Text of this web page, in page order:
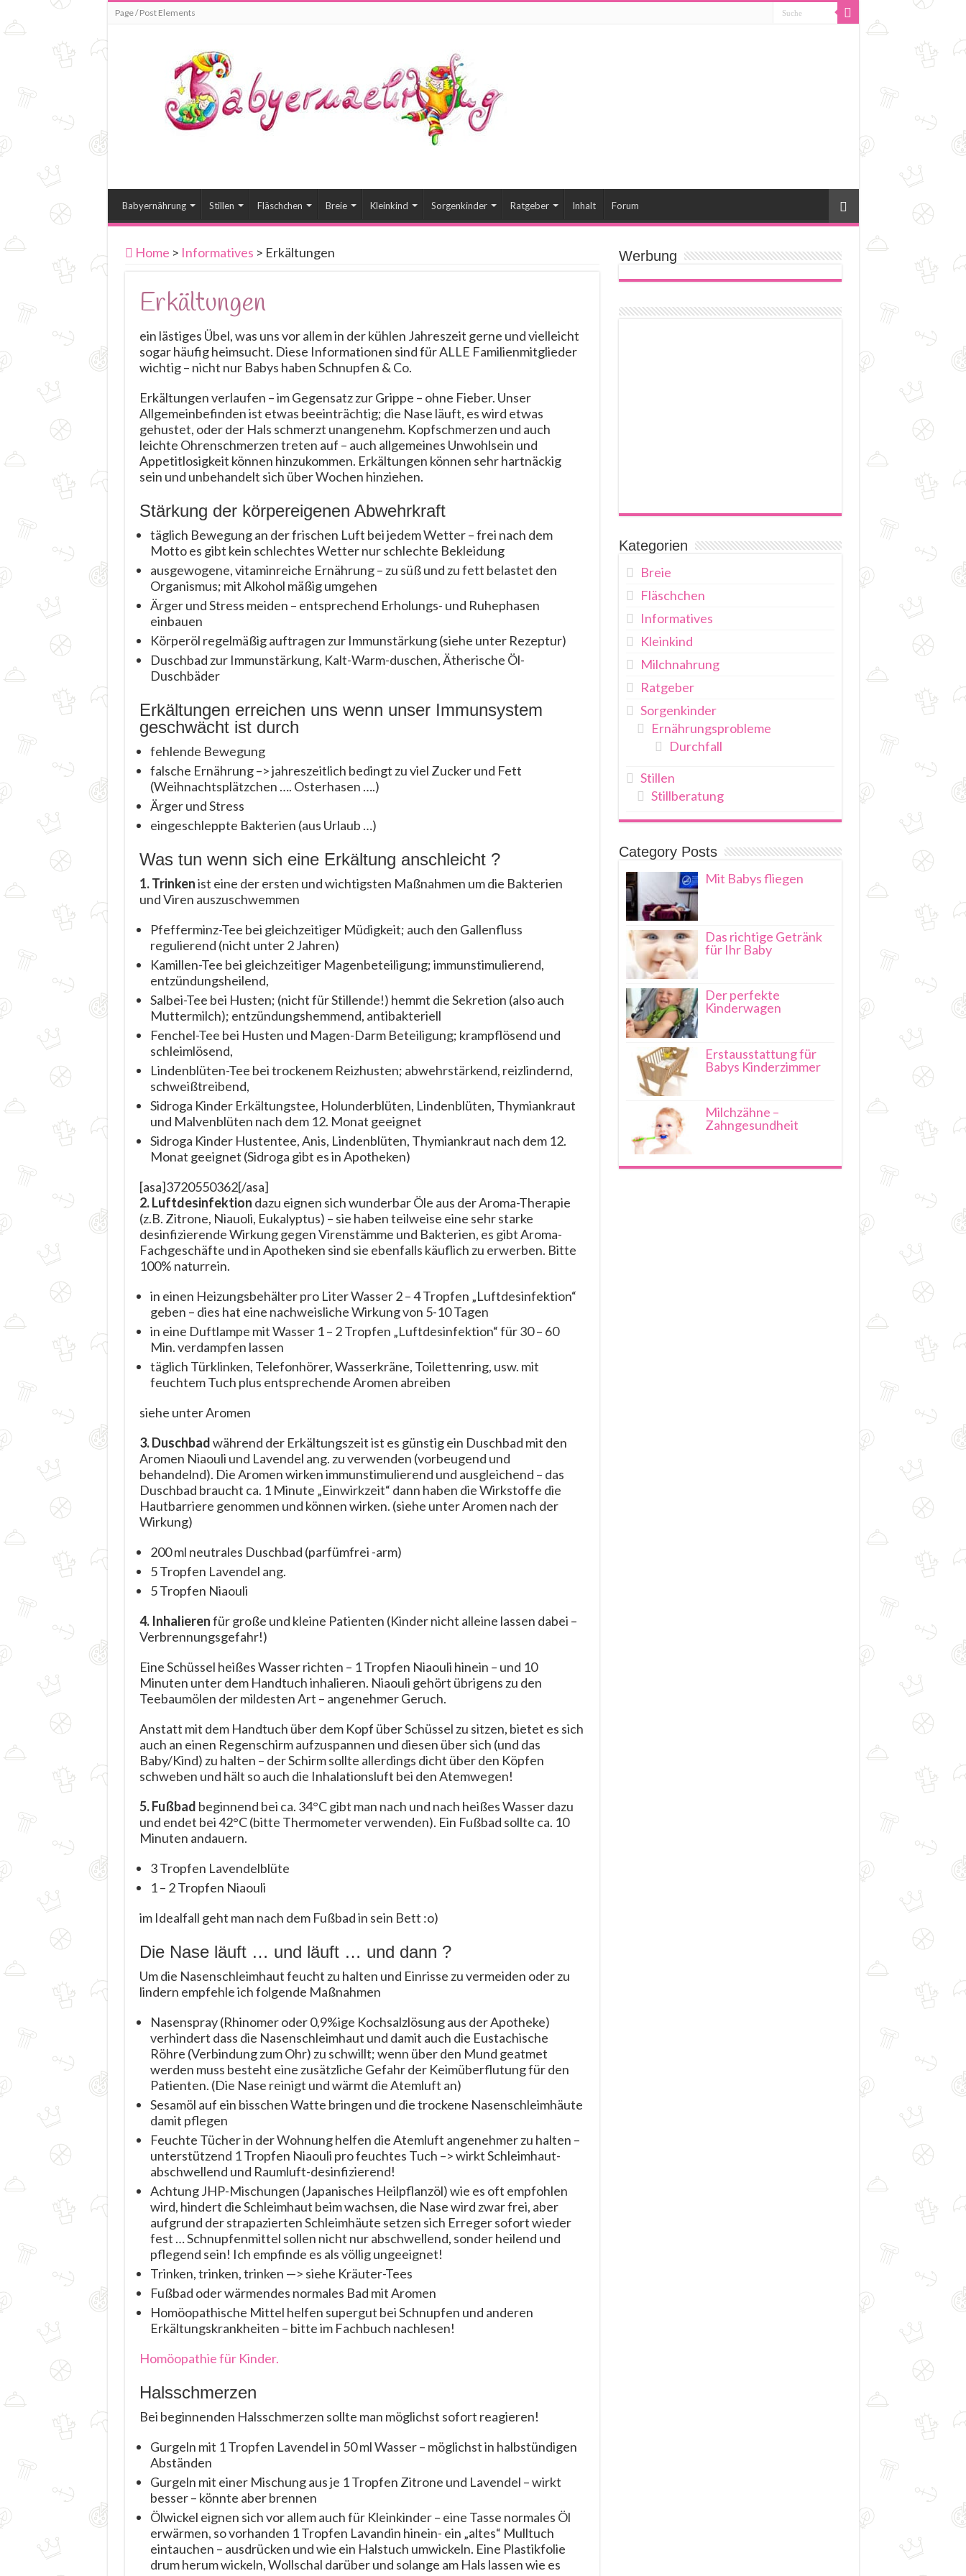
Page / Post Elements
Babyernährung Stillen Fläschchen Breie Kleinkind Sorgenkinder Ratgeber Inhalt Forum
Home > Informatives > Erkältungen
Erkältungen
ein lästiges Übel, was uns vor allem in der kühlen Jahreszeit gerne und vielleicht
sogar häufig heimsucht. Diese Informationen sind für ALLE Familienmitglieder
wichtig – nicht nur Babys haben Schnupfen & Co.
Erkältungen verlaufen – im Gegensatz zur Grippe – ohne Fieber. Unser
Allgemeinbefinden ist etwas beeinträchtig; die Nase läuft, es wird etwas
gehustet, oder der Hals schmerzt unangenehm. Kopfschmerzen und auch
leichte Ohrenschmerzen treten auf – auch allgemeines Unwohlsein und
Appetitlosigkeit können hinzukommen. Erkältungen können sehr hartnäckig
sein und unbehandelt sich über Wochen hinziehen.
Stärkung der körpereigenen Abwehrkraft
täglich Bewegung an der frischen Luft bei jedem Wetter – frei nach dem
Motto es gibt kein schlechtes Wetter nur schlechte Bekleidung
ausgewogene, vitaminreiche Ernährung – zu süß und zu fett belastet den
Organismus; mit Alkohol mäßig umgehen
Ärger und Stress meiden – entsprechend Erholungs- und Ruhephasen
einbauen
Körperöl regelmäßig auftragen zur Immunstärkung (siehe unter Rezeptur)
Duschbad zur Immunstärkung, Kalt-Warm-duschen, Ätherische Öl-
Duschbäder
Erkältungen erreichen uns wenn unser Immunsystem
geschwächt ist durch
fehlende Bewegung
falsche Ernährung –> jahreszeitlich bedingt zu viel Zucker und Fett
(Weihnachtsplätzchen …. Osterhasen ….)
Ärger und Stress
eingeschleppte Bakterien (aus Urlaub …)
Was tun wenn sich eine Erkältung anschleicht ?
1. Trinkenist eine der ersten und wichtigsten Maßnahmen um die Bakterien
und Viren auszuschwemmen
Pfefferminz-Tee bei gleichzeitiger Müdigkeit; auch den Gallenfluss
regulierend (nicht unter 2 Jahren)
Kamillen-Tee bei gleichzeitiger Magenbeteiligung; immunstimulierend,
entzündungsheilend,
Salbei-Tee bei Husten; (nicht für Stillende!) hemmt die Sekretion (also auch
Muttermilch); entzündungshemmend, antibakteriell
Fenchel-Tee bei Husten und Magen-Darm Beteiligung; krampflösend und
schleimlösend,
Lindenblüten-Tee bei trockenem Reizhusten; abwehrstärkend, reizlindernd,
schweißtreibend,
Sidroga Kinder Erkältungstee, Holunderblüten, Lindenblüten, Thymiankraut
und Malvenblüten nach dem 12. Monat geeignet
Sidroga Kinder Hustentee, Anis, Lindenblüten, Thymiankraut nach dem 12.
Monat geeignet (Sidroga gibt es in Apotheken)
[asa]3720550362[/asa]
2. Luftdesinfektion dazu eignen sich wunderbar Öle aus der Aroma-Therapie
(z.B. Zitrone, Niauoli, Eukalyptus) – sie haben teilweise eine sehr starke
desinfizierende Wirkung gegen Virenstämme und Bakterien, es gibt Aroma-
Fachgeschäfte und in Apotheken sind sie ebenfalls käuflich zu erwerben. Bitte
100% naturrein.
in einen Heizungsbehälter pro Liter Wasser 2 – 4 Tropfen „Luftdesinfektion“
geben – dies hat eine nachweisliche Wirkung von 5-10 Tagen
in eine Duftlampe mit Wasser 1 – 2 Tropfen „Luftdesinfektion“ für 30 – 60
Min. verdampfen lassen
täglich Türklinken, Telefonhörer, Wasserkräne, Toilettenring, usw. mit
feuchtem Tuch plus entsprechende Aromen abreiben
siehe unter Aromen
3. Duschbadwährend der Erkältungszeit ist es günstig ein Duschbad mit den
Aromen Niaouli und Lavendel ang. zu verwenden (vorbeugend und
behandelnd). Die Aromen wirken immunstimulierend und ausgleichend – das
Duschbad braucht ca. 1 Minute „Einwirkzeit“ dann haben die Wirkstoffe die
Hautbarriere genommen und können wirken. (siehe unter Aromen nach der
Wirkung)
200 ml neutrales Duschbad (parfümfrei -arm)
5 Tropfen Lavendel ang.
5 Tropfen Niaouli
4. Inhalierenfür große und kleine Patienten (Kinder nicht alleine lassen dabei –
Verbrennungsgefahr!)
Eine Schüssel heißes Wasser richten – 1 Tropfen Niaouli hinein – und 10
Minuten unter dem Handtuch inhalieren. Niaouli gehört übrigens zu den
Teebaumölen der mildesten Art – angenehmer Geruch.
Anstatt mit dem Handtuch über dem Kopf über Schüssel zu sitzen, bietet es sich
auch an einen Regenschirm aufzuspannen und diesen über sich (und das
Baby/Kind) zu halten – der Schirm sollte allerdings dicht über den Köpfen
schweben und hält so auch die Inhalationsluft bei den Atemwegen!
5. Fußbad beginnend bei ca. 34°C gibt man nach und nach heißes Wasser dazu
und endet bei 42°C (bitte Thermometer verwenden). Ein Fußbad sollte ca. 10
Minuten andauern.
3 Tropfen Lavendelblüte
1 – 2 Tropfen Niaouli
im Idealfall geht man nach dem Fußbad in sein Bett :o)
Die Nase läuft … und läuft … und dann ?
Um die Nasenschleimhaut feucht zu halten und Einrisse zu vermeiden oder zu
lindern empfehle ich folgende Maßnahmen
Nasenspray (Rhinomer oder 0,9%ige Kochsalzlösung aus der Apotheke)
verhindert dass die Nasenschleimhaut und damit auch die Eustachische
Röhre (Verbindung zum Ohr) zu schwillt; wenn über den Mund geatmet
werden muss besteht eine zusätzliche Gefahr der Keimüberflutung für den
Patienten. (Die Nase reinigt und wärmt die Atemluft an)
Sesamöl auf ein bisschen Watte bringen und die trockene Nasenschleimhäute
damit pflegen
Feuchte Tücher in der Wohnung helfen die Atemluft angenehmer zu halten –
unterstützend 1 Tropfen Niaouli pro feuchtes Tuch –> wirkt Schleimhaut-
abschwellend und Raumluft-desinfizierend!
Achtung JHP-Mischungen (Japanisches Heilpflanzöl) wie es oft empfohlen
wird, hindert die Schleimhaut beim wachsen, die Nase wird zwar frei, aber
aufgrund der strapazierten Schleimhäute setzen sich Erreger sofort wieder
fest … Schnupfenmittel sollen nicht nur abschwellend, sonder heilend und
pflegend sein! Ich empfinde es als völlig ungeeignet!
Trinken, trinken, trinken —> siehe Kräuter-Tees
Fußbad oder wärmendes normales Bad mit Aromen
Homöopathische Mittel helfen supergut bei Schnupfen und anderen
Erkältungskrankheiten – bitte im Fachbuch nachlesen!
Homöopathie für Kinder.
Halsschmerzen
Bei beginnenden Halsschmerzen sollte man möglichst sofort reagieren!
Gurgeln mit 1 Tropfen Lavendel in 50 ml Wasser – möglichst in halbstündigen
Abständen
Gurgeln mit einer Mischung aus je 1 Tropfen Zitrone und Lavendel – wirkt
besser – könnte aber brennen
Ölwickel eignen sich vor allem auch für Kleinkinder – eine Tasse normales Öl
erwärmen, so vorhanden 1 Tropfen Lavandin hinein- ein „altes“ Mulltuch
eintauchen – ausdrücken und wie ein Halstuch umwickeln. Eine Plastikfolie
drum herum wickeln, Wollschal darüber und solange am Hals lassen wie es
Werbung
Kategorien
Breie
Fläschchen
Informatives
Kleinkind
Milchnahrung
Ratgeber
Sorgenkinder
Ernährungsprobleme
Durchfall
Stillen
Stillberatung
Category Posts
Mit Babys fliegen
Das richtige Getränk
für Ihr Baby
Der perfekte
Kinderwagen
Erstausstattung für
Babys Kinderzimmer
Milchzähne –
Zahngesundheit